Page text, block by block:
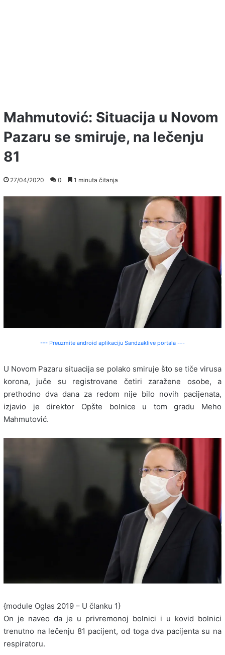
Mahmutović: Situacija u Novom
Pazaru se smiruje, na lečenju
81
27/04/2020 0 1 minuta čitanja
--- Preuzmite android aplikaciju Sandzaklive portala ---
U Novom Pazaru situacija se polako smiruje što se tiče virusa
korona, juče su registrovane četiri zaražene osobe, a
prethodno dva dana za redom nije bilo novih pacijenata,
izjavio je direktor Opšte bolnice u tom gradu Meho
Mahmutović.
{module Oglas 2019 – U članku 1}
On je naveo da je u privremonoj bolnici i u kovid bolnici
trenutno na lečenju 81 pacijent, od toga dva pacijenta su na
respiratoru.